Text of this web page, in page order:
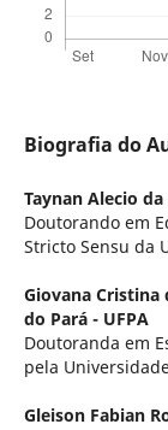
Biografia do
Taynan Alecio da
Doutorando em
Stricto Sensu da
Giovana Cristina
do Pará - UFPA
Doutoranda em
pela
Gleison Fabian